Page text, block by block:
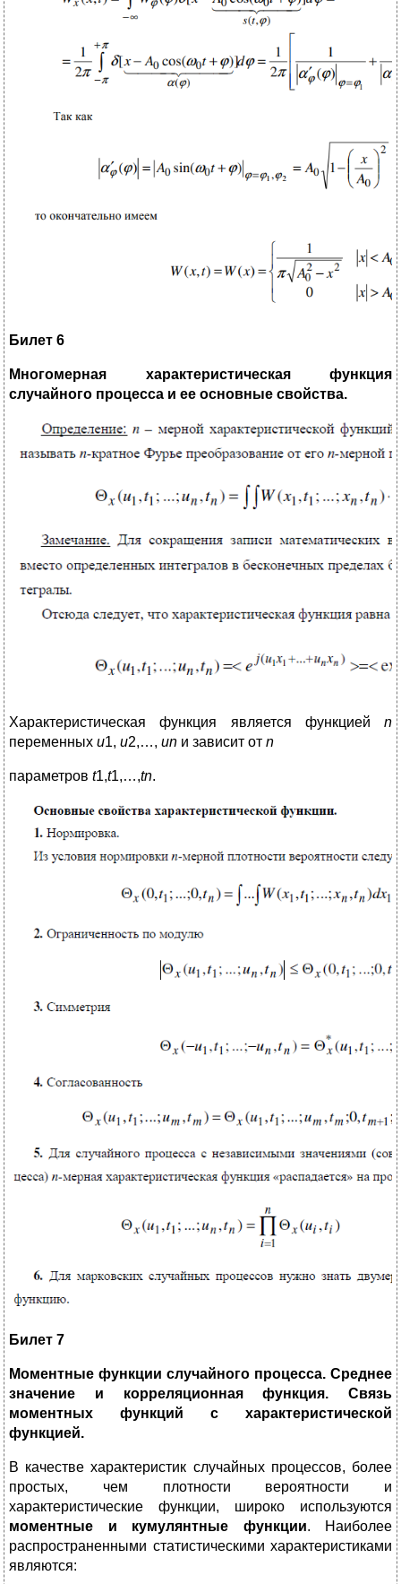
Билет 6
Многомерная характеристическая функция
случайного процесса и ее основные свойства.
Характеристическая функция является функцией n
переменных u1, u2,…, un и зависит от n
параметров t1,t1,…,tn.
Билет 7
Моментные функции случайного процесса. Среднее
значение и корреляционная функция. Связь
моментных функций с характеристической
функцией.
В качестве характеристик случайных процессов, более
простых, чем плотности вероятности и
характеристические функции, широко используются
моментные и кумулянтные функции. Наиболее
распространенными статистическими характеристиками
являются: